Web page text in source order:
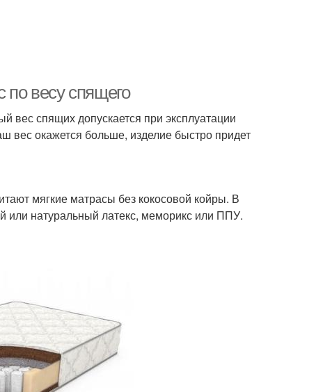
по весу спящего
вес спящих допускается при эксплуатации
вес окажется больше, изделие быстро придет
мягкие матрасы без кокосовой койры. В
или натуральный латекс, меморикс или ППУ.